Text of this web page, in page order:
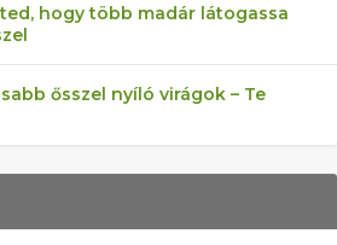
hogy több madár látogassa
ősszel nyíló virágok – Te